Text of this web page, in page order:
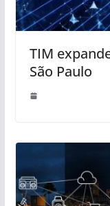
TIM
São Paulo